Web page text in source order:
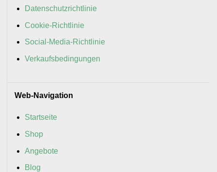
Datenschutzrichtlinie
Cookie-Richtlinie
Social-Media-Richtlinie
Verkaufsbedingungen
Web-Navigation
Startseite
Shop
Angebote
Blog